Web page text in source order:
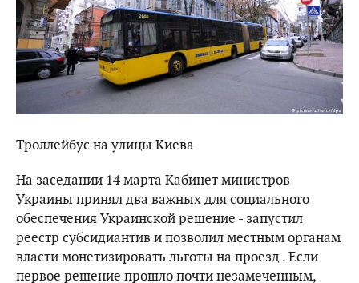
Троллейбус на улицы Киева
На заседании 14 марта Кабинет министров
Украины принял два важных для социального
обеспечения Украинской решение - запустил
реестр субсидиантив и позволил местным органам
власти монетизировать льготы на проезд . Если
первое решение прошло почти незамеченным,